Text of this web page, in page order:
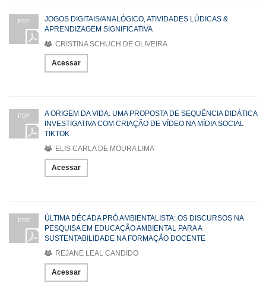
PDF
JOGOS DIGITAIS/ANALÓGICO, ATIVIDADES LÚDICAS &
APRENDIZAGEM SIGNIFICATIVA
CRISTINA SCHUCH DE OLIVEIRA
Acessar
PDF
A ORIGEM DA VIDA: UMA PROPOSTA DE SEQUÊNCIA DIDÁTICA
INVESTIGATIVA COM CRIAÇÃO DE VÍDEO NA MÍDIA SOCIAL
TIKTOK
ELIS CARLA DE MOURA LIMA
Acessar
PDF
ÚLTIMA DÉCADA PRÓ AMBIENTALISTA: OS DISCURSOS NA
PESQUISA EM EDUCAÇÃO AMBIENTAL PARA A
SUSTENTABILIDADE NA FORMAÇÃO DOCENTE
REJANE LEAL CANDIDO
Acessar